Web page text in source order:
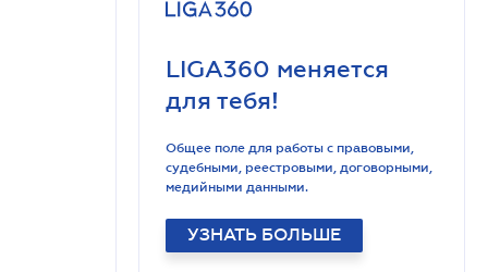
LIGA360 меняется
для тебя!
Общее поле для работы с правовыми,
судебными, реестровыми, договорными,
медийными данными.
УЗНАТЬ БОЛЬШЕ